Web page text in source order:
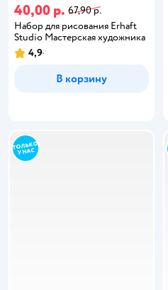
40,00 р. 67,90 р.
Набор для рисования Erhaft
Studio Мастерская художника
4,9
В корзину